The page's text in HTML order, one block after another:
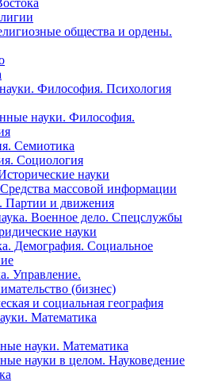
общества и ордены.
Философия. Психология
науки. Философия.
Семиотика
Социология
науки
массовой информации
Партии и движения
Военное дело. Спецслужбы
науки
Демография. Социальное
Управление.
(бизнес)
и социальная география
Математика
науки. Математика
науки в целом. Науковедение